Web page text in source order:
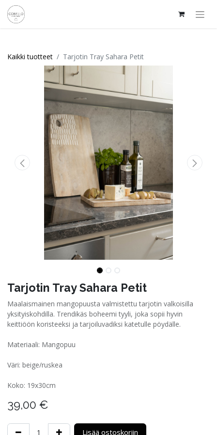
Kaikki tuotteet Tarjotin Tray Sahara Petit
Tarjotin Tray Sahara Petit
Maalaismainen mangopuusta valmistettu tarjotin valkoisilla
yksityiskohdilla. Trendikäs boheemi tyyli, joka sopii hyvin
keittiöön koristeeksi ja tarjoiluvadiksi katetulle pöydälle.
Materiaali: Mangopuu
Väri: beige/ruskea
Koko: 19x30cm
39,00 €
Lisää ostoskoriin